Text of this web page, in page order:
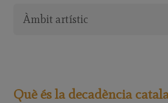
Àmbit artístic
Què és la decadència